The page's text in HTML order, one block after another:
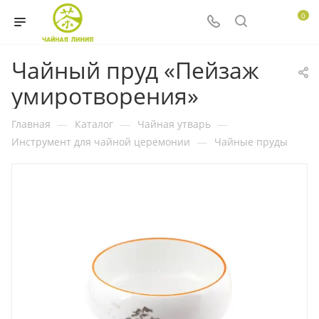
0
Чайный пруд «Пейзаж
умиротворения»
Главная — Каталог — Чайная утварь —
Инструмент для чайной церемонии — Чайные пруды